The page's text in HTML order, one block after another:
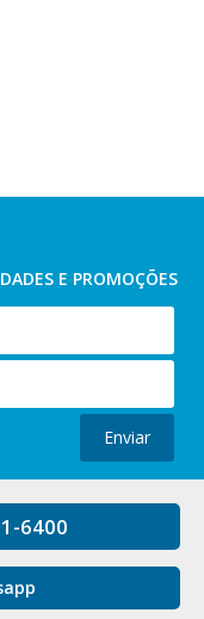
E PROMOÇÕES
Enviar
6400